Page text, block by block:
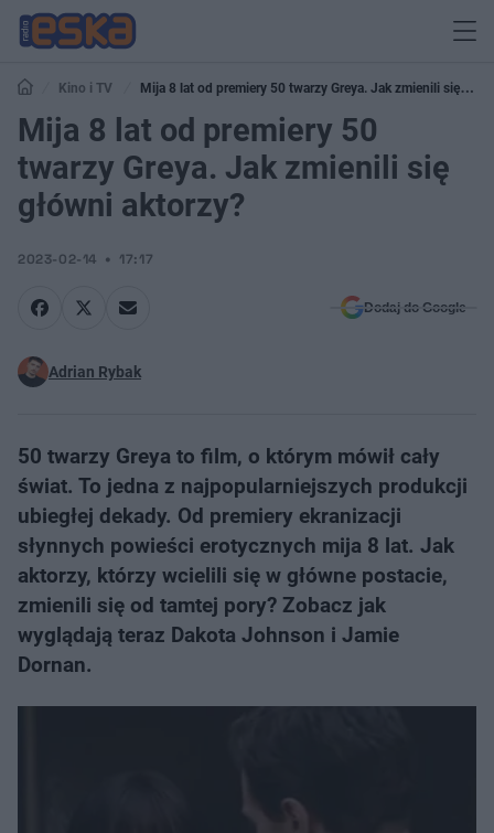
Kino i TV
Mija 8 lat od premiery 50 twarzy Greya. Jak zmienili się
główni aktorzy?
Mija 8 lat od premiery 50
twarzy Greya. Jak zmienili się
główni aktorzy?
2023-02-14 17:17
Dodaj do Google
Adrian Rybak
50 twarzy Greya to film, o którym mówił cały
świat. To jedna z najpopularniejszych produkcji
ubiegłej dekady. Od premiery ekranizacji
słynnych powieści erotycznych mija 8 lat. Jak
aktorzy, którzy wcielili się w główne postacie,
zmienili się od tamtej pory? Zobacz jak
wyglądają teraz Dakota Johnson i Jamie
Dornan.